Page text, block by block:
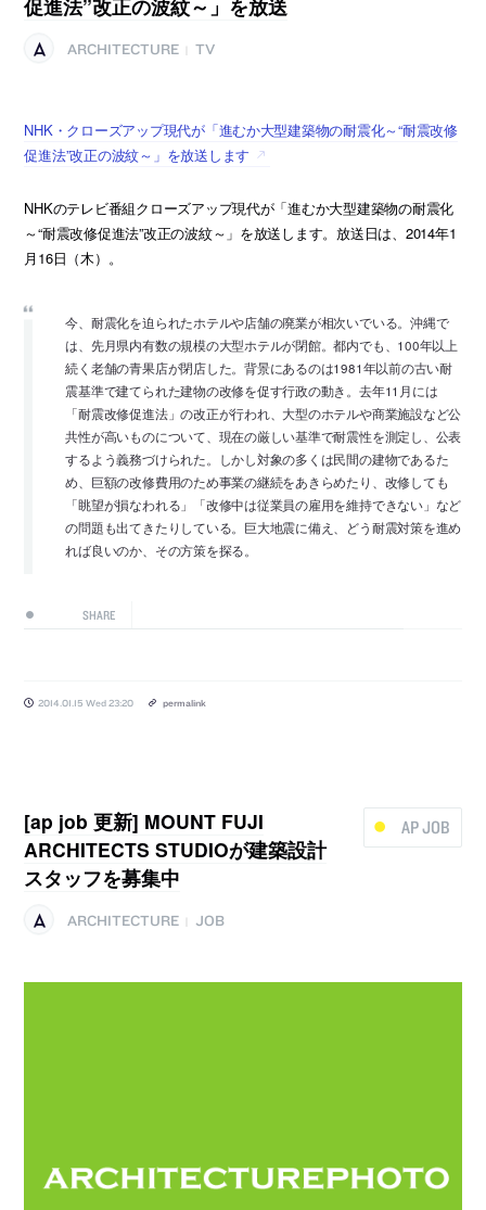
促進法”改正の波紋～」を放送
ARCHITECTURE TV
NHK・クローズアップ現代が「進むか大型建築物の耐震化～“耐震改修
促進法”改正の波紋～」を放送します
NHKのテレビ番組クローズアップ現代が「進むか大型建築物の耐震化
～“耐震改修促進法”改正の波紋～」を放送します。放送日は、2014年1
月16日（木）。
今、耐震化を迫られたホテルや店舗の廃業が相次いでいる。沖縄で
は、先月県内有数の規模の大型ホテルが閉館。都内でも、100年以上
続く老舗の青果店が閉店した。背景にあるのは1981年以前の古い耐
震基準で建てられた建物の改修を促す行政の動き。去年11月には
「耐震改修促進法」の改正が行われ、大型のホテルや商業施設など公
共性が高いものについて、現在の厳しい基準で耐震性を測定し、公表
するよう義務づけられた。しかし対象の多くは民間の建物であるた
め、巨額の改修費用のため事業の継続をあきらめたり、改修しても
「眺望が損なわれる」「改修中は従業員の雇用を維持できない」など
の問題も出てきたりしている。巨大地震に備え、どう耐震対策を進め
れば良いのか、その方策を探る。
SHARE
2014.01.15 Wed 23:20 permalink
AP JOB
[ap job 更新] MOUNT FUJI
ARCHITECTS STUDIOが建築設計
スタッフを募集中
ARCHITECTURE JOB